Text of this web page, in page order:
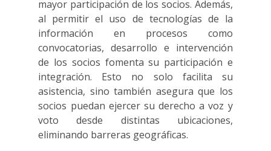
mayor participación de los socios. Además,
al permitir el uso de tecnologías de la
información en procesos como
convocatorias, desarrollo e intervención
de los socios fomenta su participación e
integración. Esto no solo facilita su
asistencia, sino también asegura que los
socios puedan ejercer su derecho a voz y
voto desde distintas ubicaciones,
eliminando barreras geográficas.